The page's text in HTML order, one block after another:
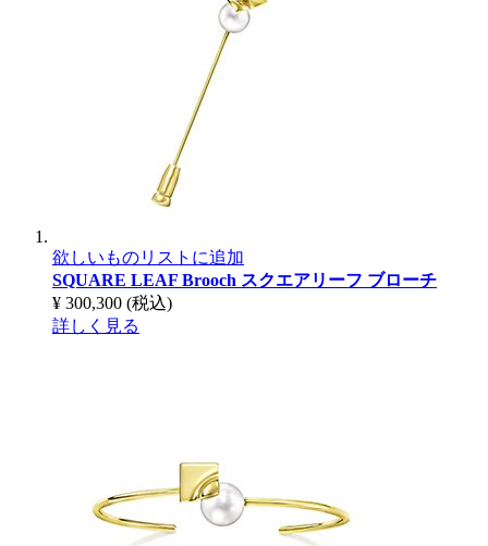
欲しいものリストに追加
SQUARE LEAF Brooch スクエアリーフ ブローチ
¥ 300,300 (税込)
詳しく見る